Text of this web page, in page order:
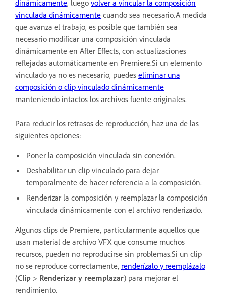
dinámicamente, luego volver a vincular la composición
vinculada dinámicamente cuando sea necesario.A medida
que avanza el trabajo, es posible que también sea
necesario modificar una composición vinculada
dinámicamente en After Effects, con actualizaciones
reflejadas automáticamente en Premiere.Si un elemento
vinculado ya no es necesario, puedes eliminar una
composición o clip vinculado dinámicamente
manteniendo intactos los archivos fuente originales.
Para reducir los retrasos de reproducción, haz una de las
siguientes opciones:
Poner la composición vinculada sin conexión.
Deshabilitar un clip vinculado para dejar
temporalmente de hacer referencia a la composición.
Renderizar la composición y reemplazar la composición
vinculada dinámicamente con el archivo renderizado.
Algunos clips de Premiere, particularmente aquellos que
usan material de archivo VFX que consume muchos
recursos, pueden no reproducirse sin problemas.Si un clip
no se reproduce correctamente, renderízalo y reemplázalo
(Clip > Renderizar y reemplazar) para mejorar el
rendimiento.